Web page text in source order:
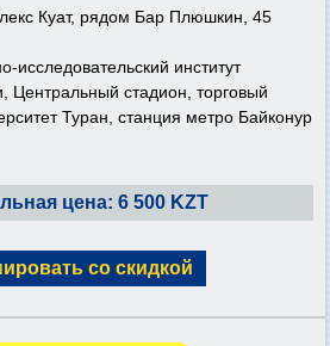
Куат, рядом Бар Плюшкин, 45
исследовательский институт
Центральный стадион, торговый
Туран, станция метро Байконур
цена: 6 500 KZT
со скидкой